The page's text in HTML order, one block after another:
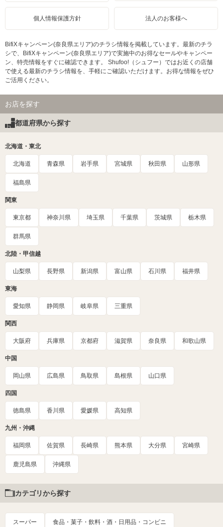
個人情報保護方針 法人のお客様へ
BifiXキャンペーン(奈良県エリア)のチラシ情報を掲載しています。最新のチラ
シで、BifiXキャンペーン(奈良県エリア)で実施中のお得なセールやキャンペー
ン、特売情報をすぐに確認できます。 Shufoo!（シュフー）ではお近くの店舗
で使える最新のチラシ情報を、手軽にご確認いただけます。お得な情報をぜひ
ご活用ください。
お店を探す
都道府県から探す
北海道・東北
北海道 青森県 岩手県 宮城県 秋田県 山形県
福島県
関東
東京都 神奈川県 埼玉県 千葉県 茨城県 栃木県
群馬県
北陸・甲信越
山梨県 長野県 新潟県 富山県 石川県 福井県
東海
愛知県 静岡県 岐阜県 三重県
関西
大阪府 兵庫県 京都府 滋賀県 奈良県 和歌山県
中国
岡山県 広島県 鳥取県 島根県 山口県
四国
徳島県 香川県 愛媛県 高知県
九州・沖縄
福岡県 佐賀県 長崎県 熊本県 大分県 宮崎県
鹿児島県 沖縄県
カテゴリから探す
スーパー 食品・菓子・飲料・酒・日用品・コンビニ